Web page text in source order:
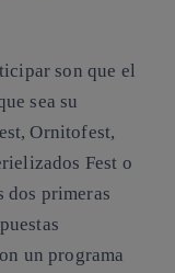
son que el
sea su
Ornitofest,
Fest o
dos primeras
un programa